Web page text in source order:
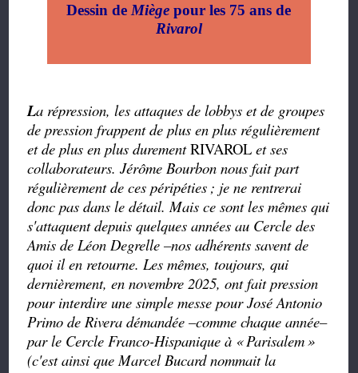
Dessin de Miège pour les 75 ans de
Rivarol
La répression, les attaques de lobbys et de groupes
de pression frappent de plus en plus régulièrement
et de plus en plus durementRIVAROLet ses
collaborateurs. Jérôme Bourbon nous fait part
régulièrement de ces péripéties ; je ne rentrerai
donc pas dans le détail. Mais ce sont les mêmes qui
s'attaquent depuis quelques années au Cercle des
Amis de Léon Degrelle –nos adhérents savent de
quoi il en retourne. Les mêmes, toujours, qui
dernièrement, en novembre 2025, ont fait pression
pour interdire une simple messe pour José Antonio
Primo de Rivera démandée –comme chaque année–
par le Cercle Franco-Hispanique à «Parisalem»
(c'est ainsi que Marcel Bucard nommait la